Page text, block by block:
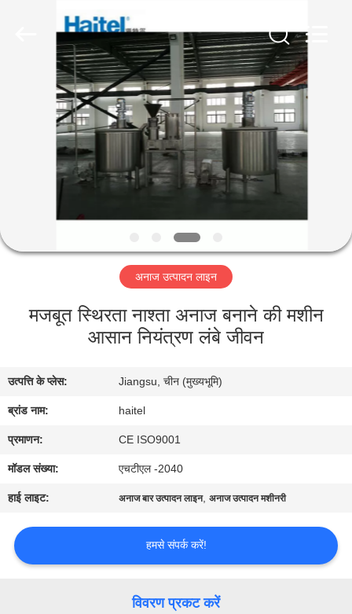
में
भ्रमण
नियंत्रण
संपर्क
करें
उद्धरण
की
अनाज उत्पादन लाइन
मजबूत स्थिरता नाश्ता अनाज बनाने की मशीन
आसान नियंत्रण लंबे जीवन
उत्पत्ति के प्लेस: Jiangsu, चीन (मुख्यभूमि)
ब्रांड नाम: haitel
प्रमाणन: CE ISO9001
मॉडल संख्या: एचटीएल -2040
हाई लाइट: अनाज बार उत्पादन लाइन,अनाज उत्पादन मशीनरी
हमसे संपर्क करें!
विवरण प्रकट करें